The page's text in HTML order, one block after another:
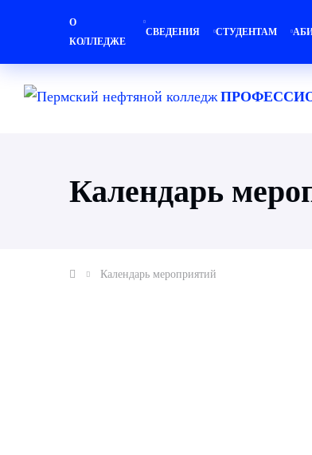
О
КОЛЛЕДЖЕ
СВЕДЕНИЯ СТУДЕНТАМ
Календарь
Календарь мероприятий